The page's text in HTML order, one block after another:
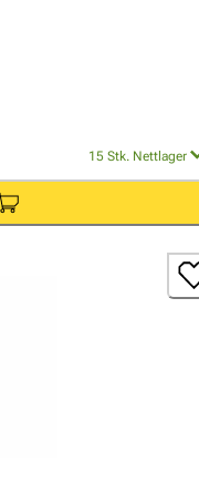
15 Stk. Nettlager